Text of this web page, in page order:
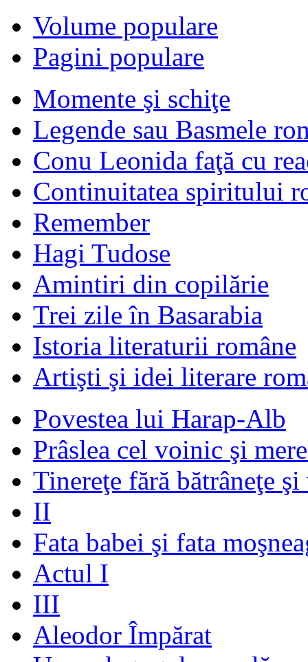
Volume populare
Pagini populare
Momente şi schiţe
Legende sau Basmele
Conu Leonida faţă cu
Continuitatea spiritului
Remember
Hagi Tudose
Amintiri din copilărie
Trei zile în Basarabia
Istoria literaturii române
Artişti şi idei literare
Povestea lui Harap-Alb
Prâslea cel voinic şi
Tinereţe fără bătrâneţe
II
Fata babei şi fata
Actul I
III
Aleodor Împărat